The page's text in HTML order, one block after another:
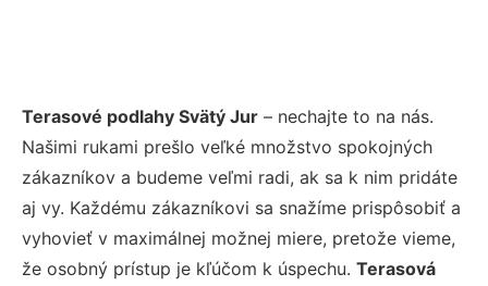
Terasové podlahy Svätý Jur – nechajte to na nás.
Našimi rukami prešlo veľké množstvo spokojných
zákazníkov a budeme veľmi radi, ak sa k nim pridáte
aj vy. Každému zákazníkovi sa snažíme prispôsobiť a
vyhovieť v maximálnej možnej miere, pretože vieme,
že osobný prístup je kľúčom k úspechu. Terasová